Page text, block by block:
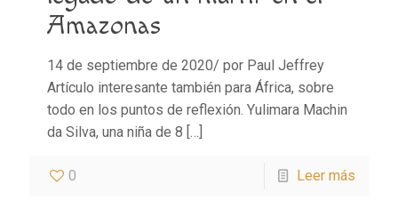
Amazonas
14 de septiembre de 2020/ por Paul Jeffrey
Artículo interesante también para África, sobre
todo en los puntos de reflexión. Yulimara Machin
da Silva, una niña de 8 […]
0 Leer más